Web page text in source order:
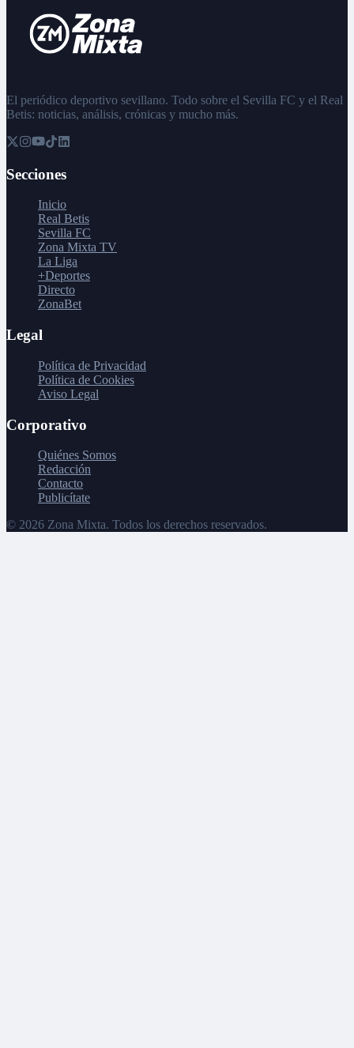
El periódico deportivo sevillano. Todo sobre el Sevilla FC y el Real
Betis: noticias, análisis, crónicas y mucho más.
Secciones
Inicio
Real Betis
Sevilla FC
Zona Mixta TV
La Liga
+Deportes
Directo
ZonaBet
Legal
Política de Privacidad
Política de Cookies
Aviso Legal
Corporativo
Quiénes Somos
Redacción
Contacto
Publicítate
© 2026 Zona Mixta. Todos los derechos reservados.